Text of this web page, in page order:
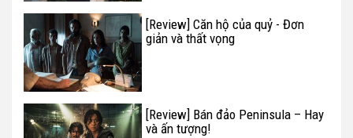
[Review] Căn hộ của quỷ - Đơn
giản và thất vọng
[Review] Bán đảo Peninsula – Hay
và ấn tượng!